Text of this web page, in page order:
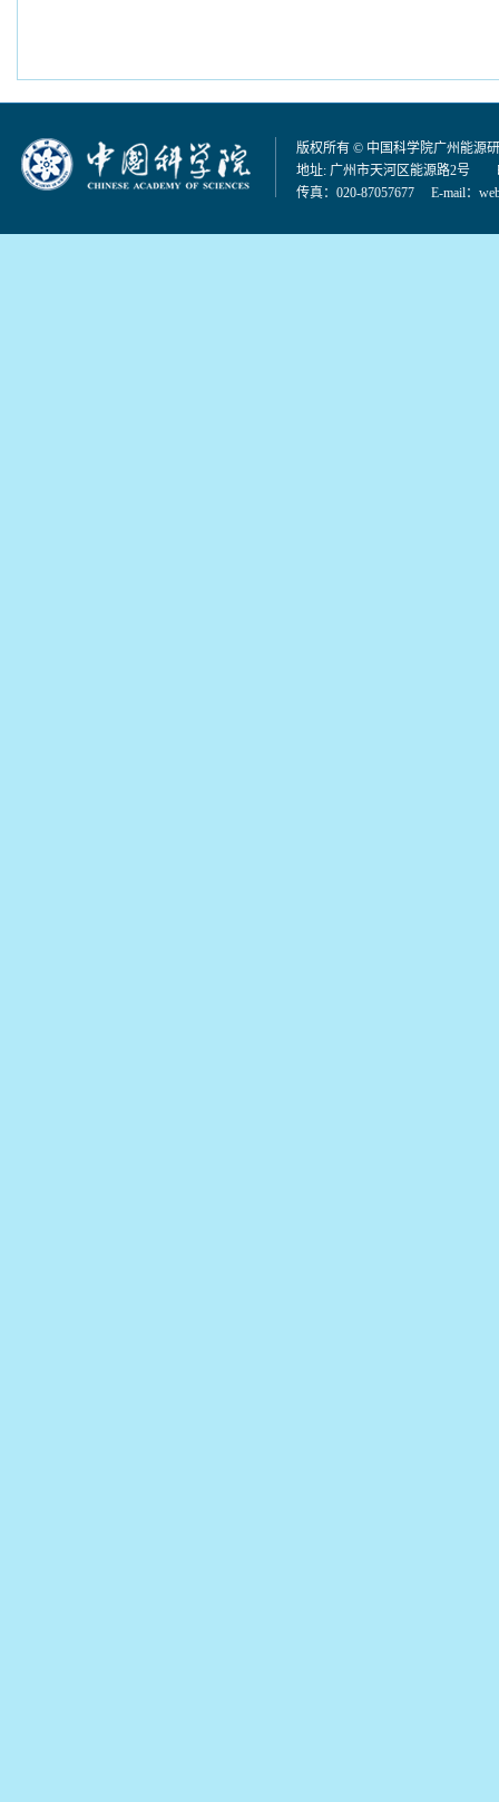
版权所有 © 中国科学院广州能源
地址: 广州市天河区能源路2号
传真：020-87057677 E-mail：